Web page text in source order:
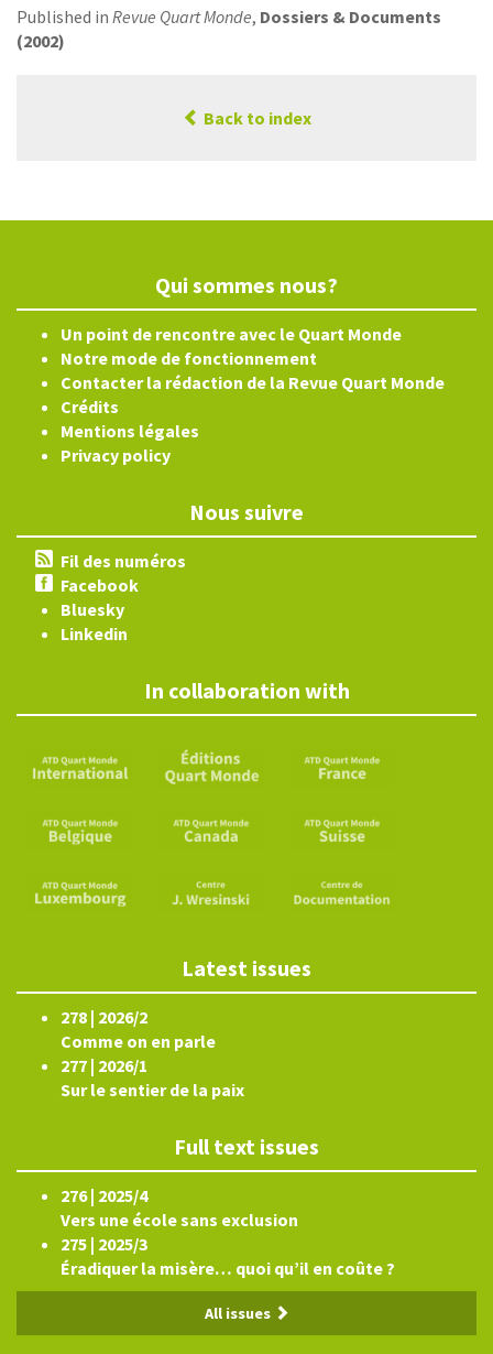
Published in Revue Quart Monde, Dossiers & Documents
(2002)
Back to index
Qui sommes nous?
Un point de rencontre avec le Quart Monde
Notre mode de fonctionnement
Contacter la rédaction de la Revue Quart Monde
Crédits
Mentions légales
Privacy policy
Nous suivre
Fil des numéros
Facebook
Bluesky
Linkedin
In collaboration with
Latest issues
278 | 2026/2
Comme on en parle
277 | 2026/1
Sur le sentier de la paix
Full text issues
276 | 2025/4
Vers une école sans exclusion
275 | 2025/3
Éradiquer la misère… quoi qu’il en coûte ?
All issues